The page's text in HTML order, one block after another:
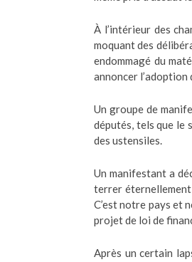
À l’intérieur des
moquant des
endommagé du
annoncer
Un groupe de
députés, tels que le
des ustensiles.
Un manifestant a
terrer éternellement
C’est notre pays et
projet de loi de
Après un certain